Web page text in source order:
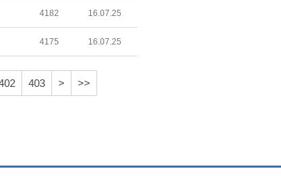
4182 16.07.25
4175 16.07.25
403 > >>